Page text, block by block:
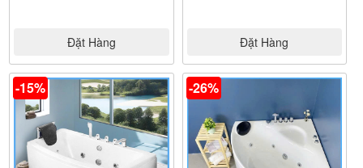
Đặt Hàng Đặt Hàng
-15% -26%